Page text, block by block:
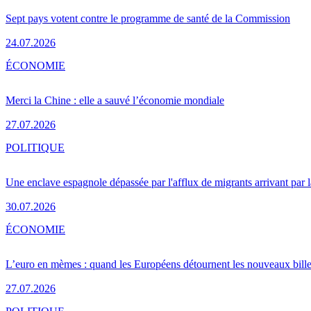
Sept pays votent contre le programme de santé de la Commission
24.07.2026
Merci la Chine : elle a sauvé l’économie mondiale
27.07.2026
ÉCONOMIE
Une enclave espagnole dépassée par l'afflux de migrants arrivant par
30.07.2026
POLITIQUE
L’euro en mèmes : quand les Européens détournent les nouveaux
27.07.2026
ÉCONOMIE